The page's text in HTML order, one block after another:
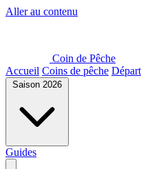
Aller au contenu
Coin de Pêche
Accueil Coins de pêche
Saison 2026
Guides